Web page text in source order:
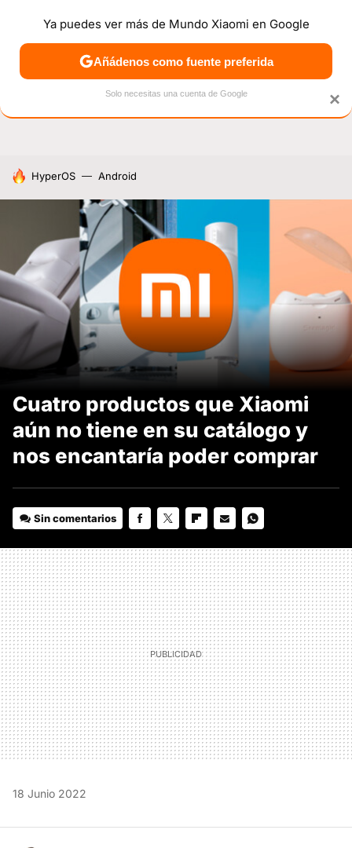
NOTICIAS MÓVILES TUTORIALES OFERTAS
HOY SE HABLA DE
HyperOS Android
Cuatro productos que Xiaomi
aún no tiene en su catálogo y
nos encantaría poder comprar
Sin comentarios
MAIL
18 Junio 2022
×
Ya puedes ver más de Mundo Xiaomi en Google
Añádenos como fuente preferida
Solo necesitas una cuenta de Google